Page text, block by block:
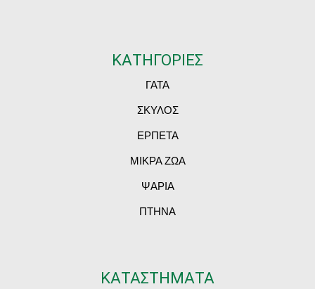
ΚΑΤΗΓΟΡΙΕΣ
ΓΑΤΑ
ΣΚΥΛΟΣ
ΕΡΠΕΤΑ
ΜΙΚΡΑ ΖΩΑ
ΨΑΡΙΑ
ΠΤΗΝΑ
ΚΑΤΑΣΤΗΜΑΤΑ